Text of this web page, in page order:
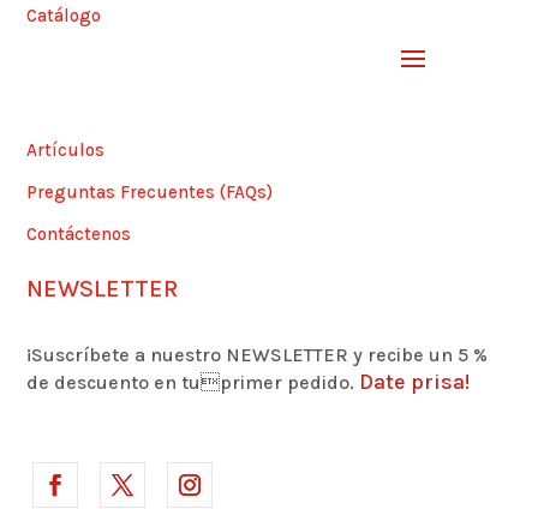
Catálogo
Artículos
Preguntas Frecuentes (FAQs)
Contáctenos
NEWSLETTER
¡Suscríbete a nuestro NEWSLETTER y recibe un 5 %
de descuento en tuprimer pedido. Date prisa!